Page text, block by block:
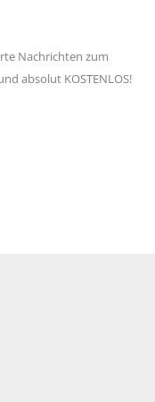
Nachrichten zum
absolut KOSTENLOS!